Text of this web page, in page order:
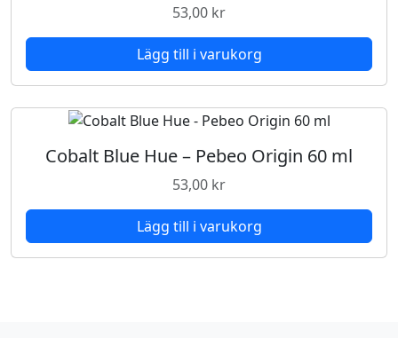
53,00 kr
Lägg till i varukorg
Cobalt Blue Hue – Pebeo Origin 60 ml
53,00 kr
Lägg till i varukorg